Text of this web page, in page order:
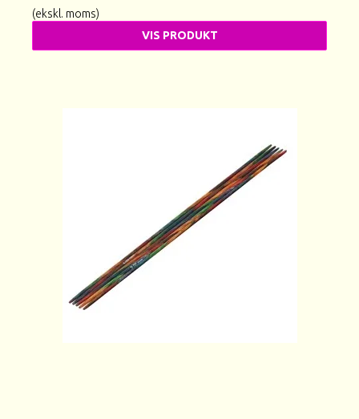
(ekskl. moms)
VIS PRODUKT